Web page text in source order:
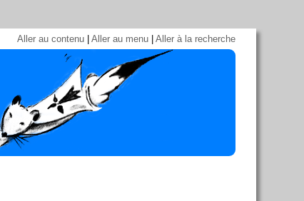
Aller au contenu| Aller au menu| Aller à la recherche